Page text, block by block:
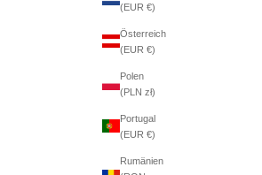
(EUR €)
Österreich
(EUR €)
Polen
(PLN zł)
Portugal
(EUR €)
Rumänien